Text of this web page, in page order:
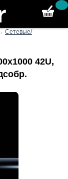
Сетевые/
42U,